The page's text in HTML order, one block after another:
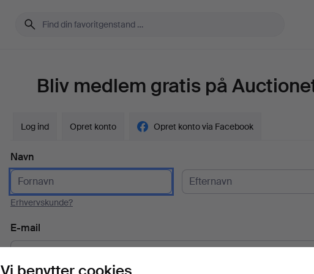
Bliv medlem gratis på
Log ind Opret konto Opret konto via Facebook
Navn
Erhvervskunde?
E-mail